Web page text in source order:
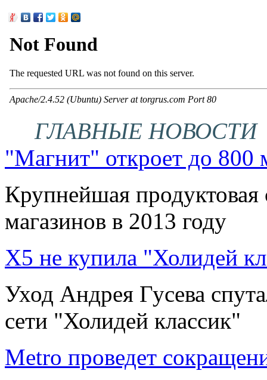
ГЛАВНЫЕ НОВОСТИ
"Магнит" откроет до 800
Крупнейшая продуктовая
магазинов в 2013 году
X5 не купила "Холидей
Уход Андрея Гусева
сети "Холидей классик"
Metro проведет